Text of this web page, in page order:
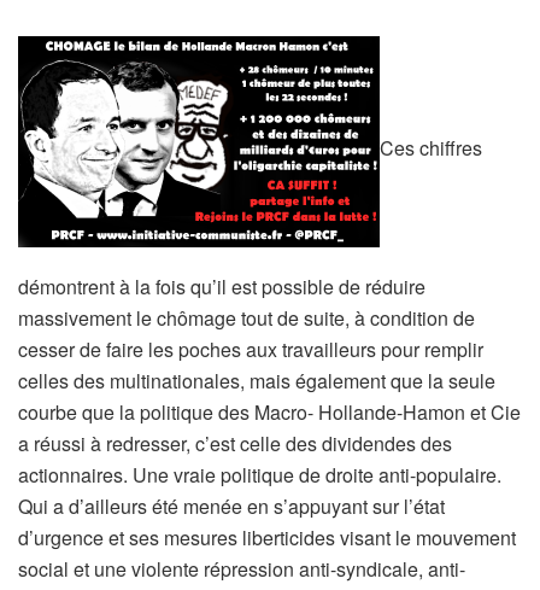
Ces chiffres
démontrent à la fois qu’il est possible de réduire
massivement le chômage tout de suite, à condition de
cesser de faire les poches aux travailleurs pour remplir
celles des multinationales, mais également que la seule
courbe que la politique des Macro- Hollande-Hamon et Cie
a réussi à redresser, c’est celle des dividendes des
actionnaires. Une vraie politique de droite anti-populaire.
Qui a d’ailleurs été menée en s’appuyant sur l’état
d’urgence et ses mesures liberticides visant le mouvement
social et une violente répression anti-syndicale, anti-